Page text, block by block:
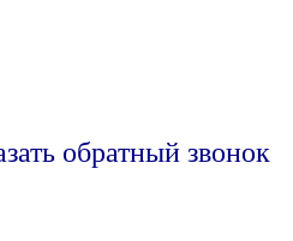
обратный звонок